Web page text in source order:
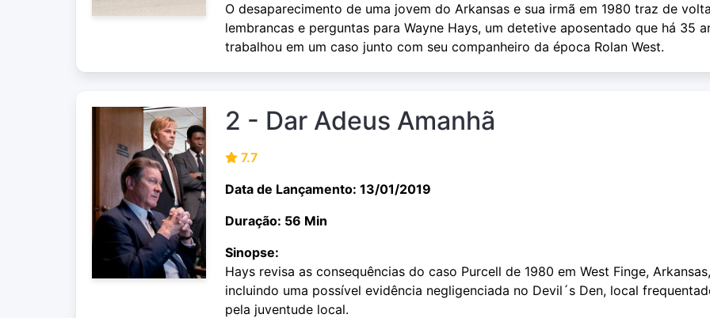
O desaparecimento de uma jovem do Arkansas e sua irmã em 1980 traz de
lembrancas e perguntas para Wayne Hays, um detetive aposentado que há 35
trabalhou em um caso junto com seu companheiro da época Rolan West.
2 - Dar Adeus Amanhã
7.7
Data de Lançamento: 13/01/2019
Duração: 56 Min
Sinopse:
Hays revisa as consequências do caso Purcell de 1980 em West Finge,
incluindo uma possível evidência negligenciada no Devil´s Den, local
pela juventude local.